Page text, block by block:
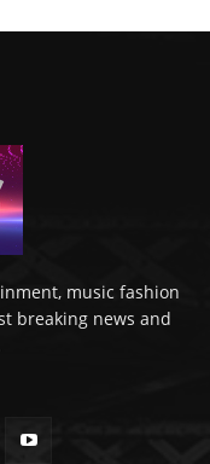
music fashion
breaking news and